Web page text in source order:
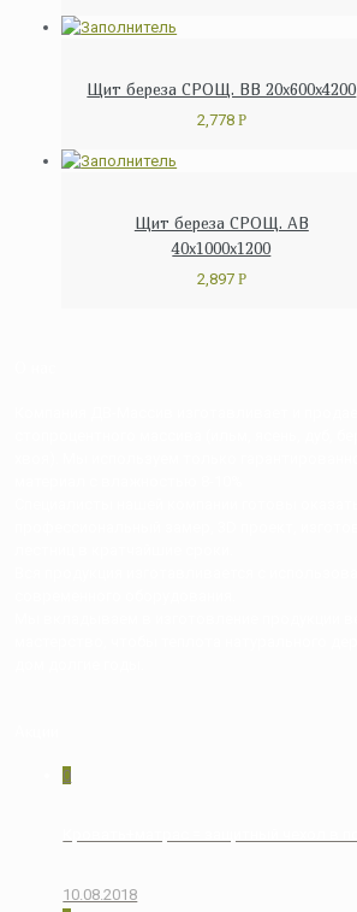
Щит береза СРОЩ. ВВ 20x600x4200
2,778 Р
Щит береза СРОЩ. АВ
40x1000x1200
2,897 Р
0
10.08.2018